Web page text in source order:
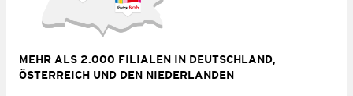
MEHR ALS 2.000 FILIALEN IN DEUTSCHLAND,
ÖSTERREICH UND DEN NIEDERLANDEN